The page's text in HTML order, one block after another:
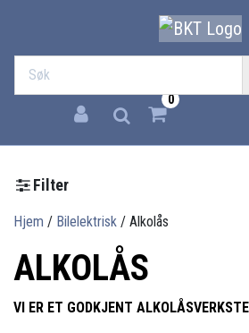
0
Filter
Hjem / Bilelektrisk / Alkolås
ALKOLÅS
VI ER ET GODKJENT